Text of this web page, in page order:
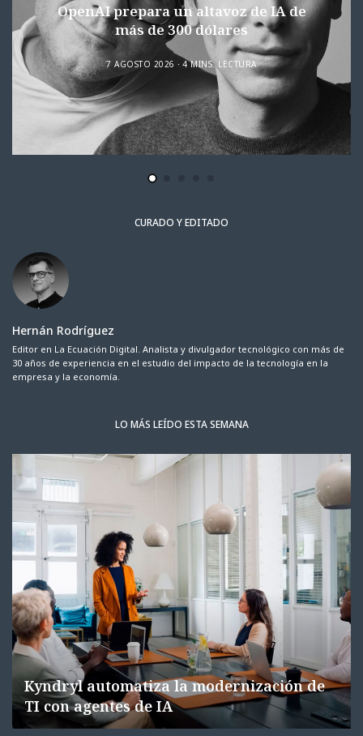
OpenAI prepara un altavoz de IA de
más de 300 dólares
7 AGOSTO 2026 4 MINS. LECTURA
CURADO Y EDITADO
Hernán Rodríguez
Editor en La Ecuación Digital. Analista y divulgador tecnológico con más de
30 años de experiencia en el estudio del impacto de la tecnología en la
empresa y la economía.
LO MÁS LEÍDO ESTA SEMANA
Kyndryl automatiza la modernización de
TI con agentes de IA